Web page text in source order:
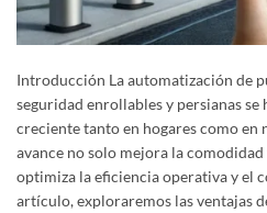
Introducción La automatización de
seguridad enrollables y persianas
creciente tanto en hogares como en
avance no solo mejora la
optimiza la eficiencia operativa y el
artículo, exploraremos las ventajas